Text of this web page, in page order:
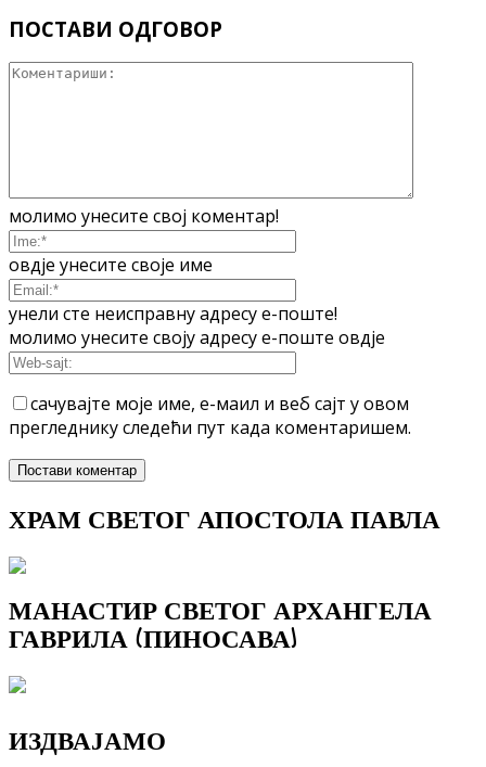
ПОСТАВИ ОДГОВОР
молимо унесите свој коментар!
овдје унесите своје име
унели сте неисправну адресу е-поште!
молимо унесите своју адресу е-поште овдје
сачувајте моје име, е-маил и веб сајт у овом
прегледнику следећи пут када коментаришем.
ХРАМ СВЕТОГ АПОСТОЛА ПАВЛА
МАНАСТИР СВЕТОГ АРХАНГЕЛА
ГАВРИЛА (ПИНОСАВА)
ИЗДВАЈАМО